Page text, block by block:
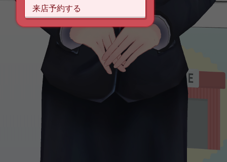
来店予約する